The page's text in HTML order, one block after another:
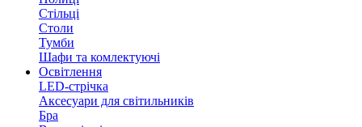
Стільці
Столи
Тумби
Шафи та комлектуючі
Освітлення
LED-стрічка
Аксесуари для світильників
Бра